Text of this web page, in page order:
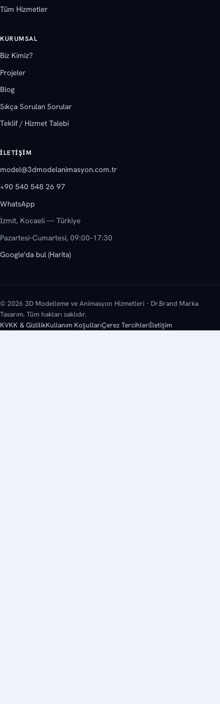
Tüm Hizmetler
KURUMSAL
Biz Kimiz?
Projeler
Blog
Sıkça Sorulan Sorular
Teklif / Hizmet Talebi
İLETIŞIM
model@3dmodelanimasyon.com.tr
+90 540 548 26 97
WhatsApp
İzmit, Kocaeli — Türkiye
Pazartesi–Cumartesi, 09:00–17:30
Google'da bul (Harita)
© 2026 3D Modelleme ve Animasyon Hizmetleri · Dr.Brand Marka
Tasarım. Tüm hakları saklıdır.
KVKK & GizlilikKullanım KoşullarıÇerez Tercihleriİletişim